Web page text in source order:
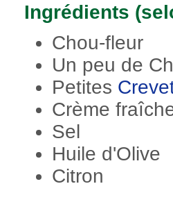
Ingrédients
Chou-fleur
Un peu de
Petites
Crème
Sel
Huile d'Olive
Citron